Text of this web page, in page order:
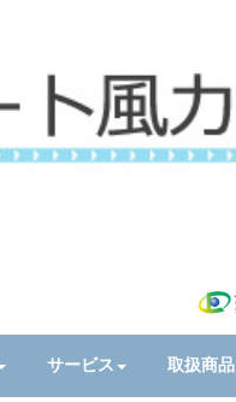
サービス 取扱商品